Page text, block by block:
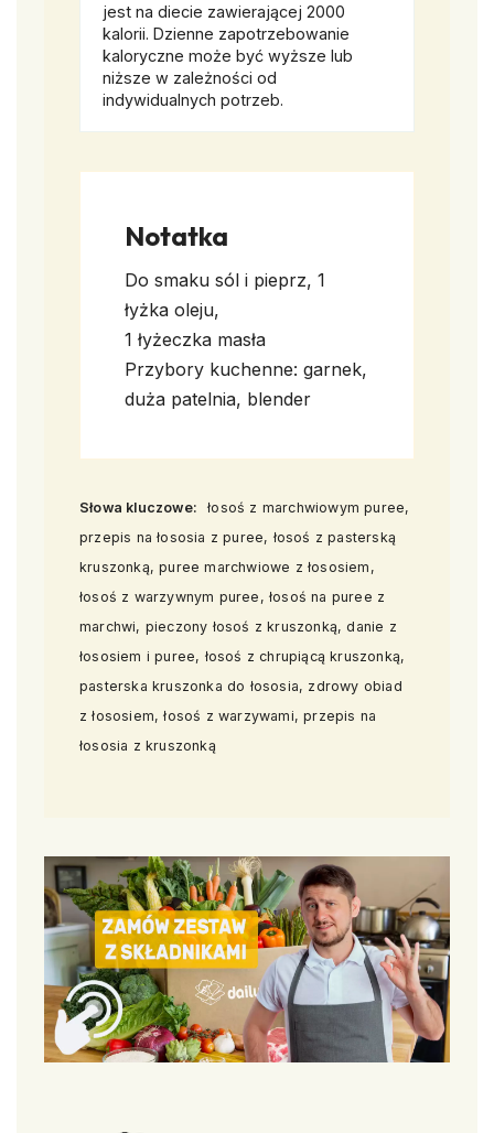
jest na diecie zawierającej 2000
kalorii. Dzienne zapotrzebowanie
kaloryczne może być wyższe lub
niższe w zależności od
indywidualnych potrzeb.
Notatka
Do smaku sól i pieprz, 1
łyżka oleju,
1 łyżeczka masła
Przybory kuchenne: garnek,
duża patelnia, blender
Słowa kluczowe:
łosoś z marchwiowym puree,
przepis na łososia z puree, łosoś z pasterską
kruszonką, puree marchwiowe z łososiem,
łosoś z warzywnym puree, łosoś na puree z
marchwi, pieczony łosoś z kruszonką, danie z
łososiem i puree, łosoś z chrupiącą kruszonką,
pasterska kruszonka do łososia, zdrowy obiad
z łososiem, łosoś z warzywami, przepis na
łososia z kruszonką